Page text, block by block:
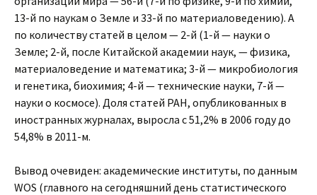
13-й по наукам о Земле и 33-й по материаловедению). А
по количеству статей в целом — 2-й (1-й — науки о
Земле; 2-й, после Китайской академии наук, — физика,
материаловедение и математика; 3-й — микробиология
и генетика, биохимия; 4-й — технические науки, 7-й —
науки о космосе). Доля статей РАН, опубликованных в
иностранных журналах, выросла с 51,2% в 2006 году до
54,8% в 2011-м.
Вывод очевиден: академические институты, по данным
WOS (главного на сегодняшний день статистического